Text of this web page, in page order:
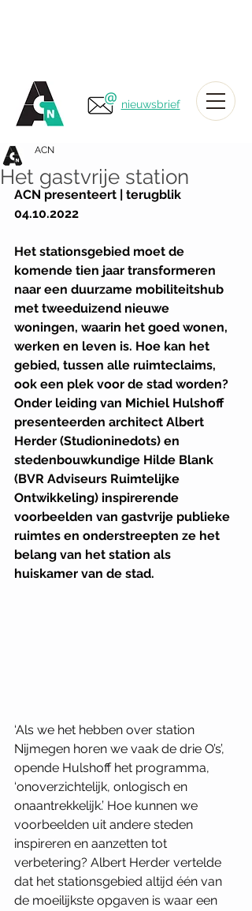
nieuwsbrief
Het gastvrije station
ACN
ACN presenteert | terugblik
04.10.2022
Het stationsgebied moet de
komende tien jaar transformeren
naar een duurzame mobiliteitshub
met tweeduizend nieuwe
woningen, waarin het goed wonen,
werken en leven is. Hoe kan het
gebied, tussen alle ruimteclaims,
ook een plek voor de stad worden?
Onder leiding van Michiel Hulshoff
presenteerden architect Albert
Herder (Studioninedots) en
stedenbouwkundige Hilde Blank
(BVR Adviseurs Ruimtelijke
Ontwikkeling) inspirerende
voorbeelden van gastvrije publieke
ruimtes en onderstreepten ze het
belang van het station als
huiskamer van de stad.
‘Als we het hebben over station
Nijmegen horen we vaak de drie O’s’,
opende Hulshoff het programma,
‘onoverzichtelijk, onlogisch en
onaantrekkelijk.’ Hoe kunnen we
voorbeelden uit andere steden
inspireren en aanzetten tot
verbetering? Albert Herder vertelde
dat het stationsgebied altijd één van
de moeilijkste opgaven is waar een